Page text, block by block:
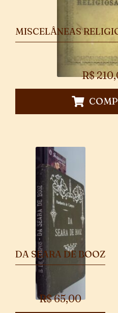
MISCELÂNEAS
R$
DA SEARA DE BOOZ
R$65,00